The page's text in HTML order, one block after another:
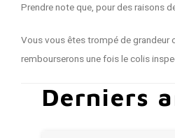
Prendre note que, pour des raisons
Vous vous êtes trompé de grandeur
rembourserons une fois le colis
Derniers